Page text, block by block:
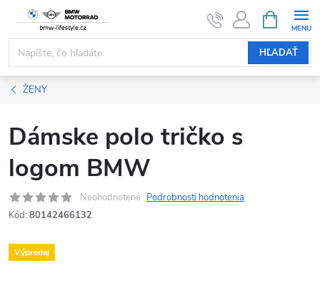
obsah
HĽADAŤ
KOŠÍK
ŽENY
Dámske polo tričko s
logom BMW
Neohodnotené Podrobnosti hodnotenia
Kód: 80142466132
Výpredaj